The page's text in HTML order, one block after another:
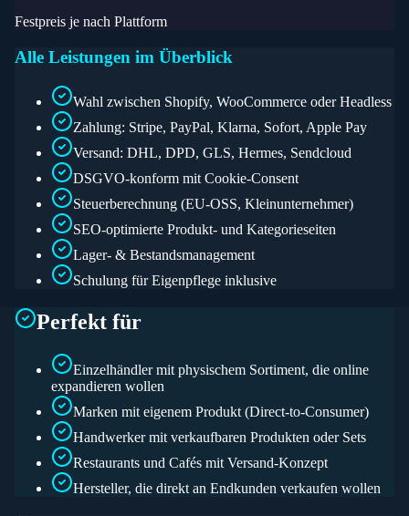
Festpreis je nach Plattform
Alle Leistungen im Überblick
Wahl zwischen Shopify, WooCommerce oder Headless
Zahlung: Stripe, PayPal, Klarna, Sofort, Apple Pay
Versand: DHL, DPD, GLS, Hermes, Sendcloud
DSGVO-konform mit Cookie-Consent
Steuerberechnung (EU-OSS, Kleinunternehmer)
SEO-optimierte Produkt- und Kategorieseiten
Lager- & Bestandsmanagement
Schulung für Eigenpflege inklusive
Perfekt für
Einzelhändler mit physischem Sortiment, die online
expandieren wollen
Marken mit eigenem Produkt (Direct-to-Consumer)
Handwerker mit verkaufbaren Produkten oder Sets
Restaurants und Cafés mit Versand-Konzept
Hersteller, die direkt an Endkunden verkaufen wollen